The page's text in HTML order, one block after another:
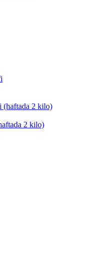
2 kilo)